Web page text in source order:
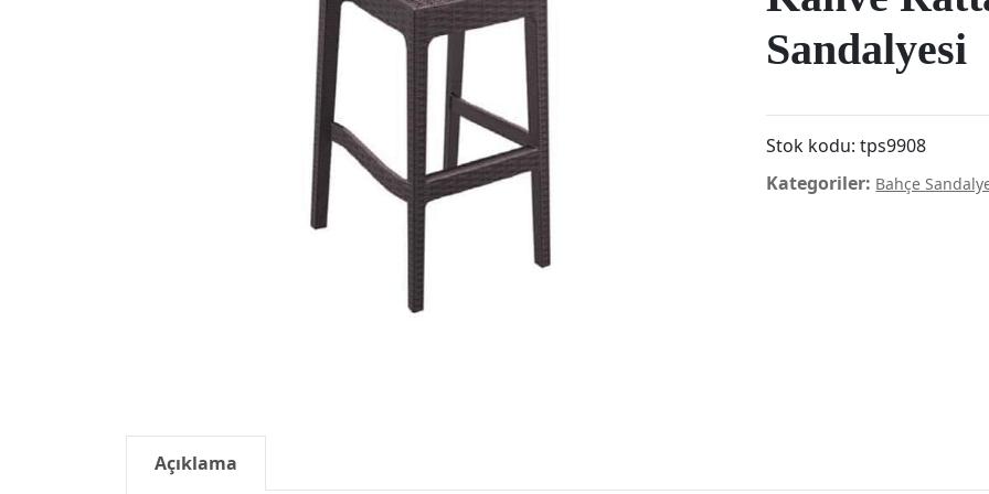
Sandalyesi
Stok kodu:tps9908
Kategoriler: Bahçe
Açıklama